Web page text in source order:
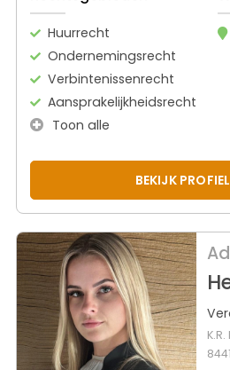
Huurrecht
Ondernemingsrecht
Verbintenissenrecht
Aansprakelijkheidsrecht
Toon alle
BEKIJK PROFIEL